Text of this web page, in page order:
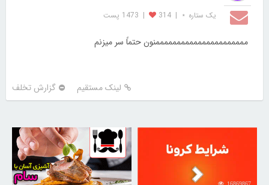
یک ستاره ⋆ |
314
| 1473 پست
ممممممممممممممممممممممنون حتماً سر میزنم
لینک مستقیم گزارش تخلف
16869867
30256662